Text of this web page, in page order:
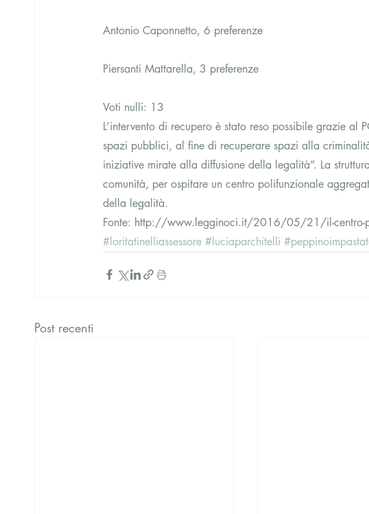
Antonio Caponnetto, 6 preferenze
Piersanti Mattarella, 3 preferenze
Voti nulli: 13
L’intervento di recupero è stato reso possibile grazie
spazi pubblici, al fine di recuperare spazi alla
iniziative mirate alla diffusione della legalità”. La
comunità, per ospitare un centro polifunzionale
della legalità.
Fonte: http://www.legginoci.it/2016/05/21/il-centro-
#loritatinelliassessore #luciaparchitelli
Post recenti